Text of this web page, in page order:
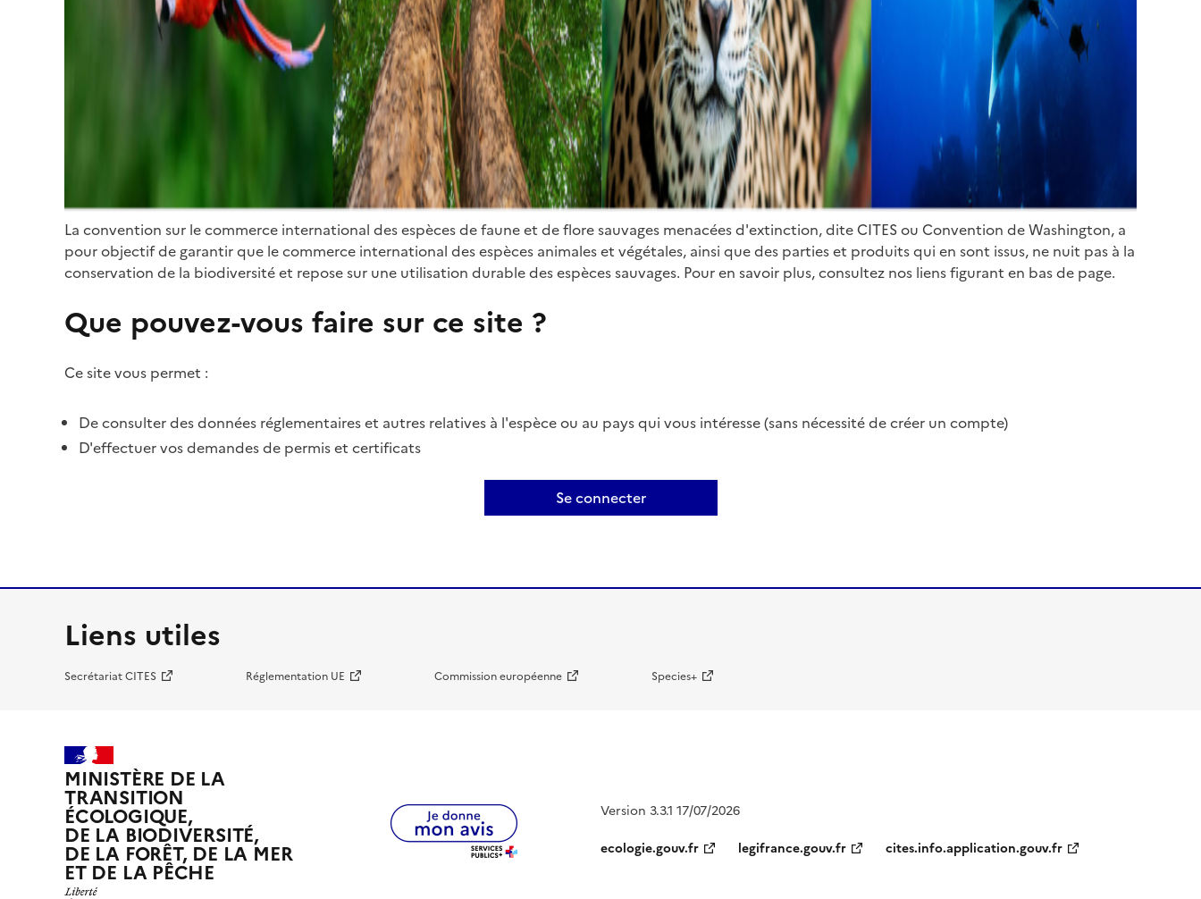
La convention sur le commerce international des espèces de faune et de flore sauvages menacées d'extinction, dite CITES ou Convention de Washington, a
pour objectif de garantir que le commerce international des espèces animales et végétales, ainsi que des parties et produits qui en sont issus, ne nuit pas à la
conservation de la biodiversité et repose sur une utilisation durable des espèces sauvages. Pour en savoir plus, consultez nos liens figurant en bas de page.
Que pouvez-vous faire sur ce site ?
Ce site vous permet :
De consulter des données réglementaires et autres relatives à l'espèce ou au pays qui vous intéresse (sans nécessité de créer un compte)
D'effectuer vos demandes de permis et certificats
Se connecter
Liens utiles
Secrétariat CITES Réglementation UE Commission européenne Species+
MINISTÈRE DE LA
TRANSITION
ÉCOLOGIQUE,
DE LA BIODIVERSITÉ,
DE LA FORÊT, DE LA MER
ET DE LA PÊCHE
Version 3.3.1 17/07/2026
ecologie.gouv.fr
legifrance.gouv.fr cites.info.application.gouv.fr